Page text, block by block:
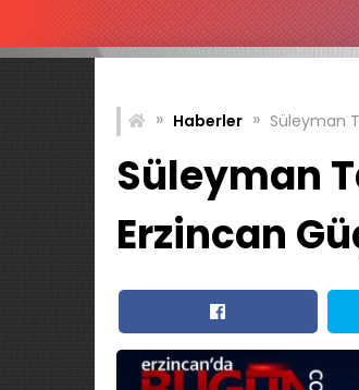
» Haberler » Süleyman
Süleyman
Erzincan